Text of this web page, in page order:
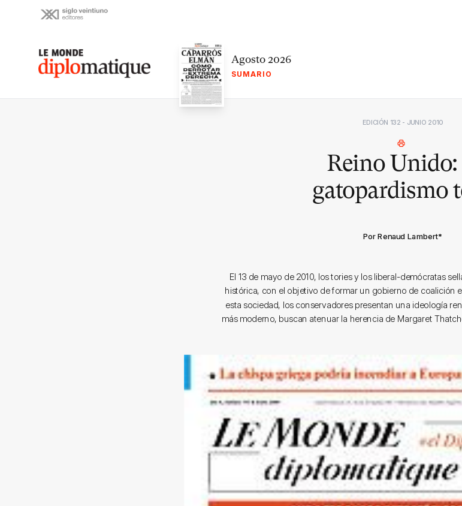
Le monde diplomatique Agosto 2026
SUMARIO
EDICIÓN 132 - JUNIO 2010
Reino Unido:
gatopardismo
Por Renaud Lambert*
El 13 de mayo de 2010, los tories y los liberal-demócratas
histórica, con el objetivo de formar un gobierno de coalición
esta sociedad, los conservadores presentan una ideología
más moderno, buscan atenuar la herencia de Margaret